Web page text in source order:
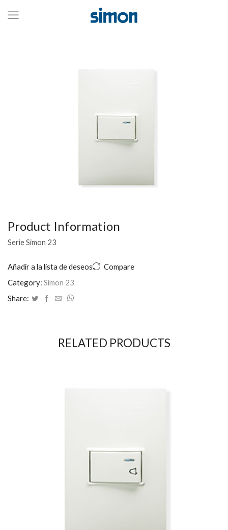
Menu
Product Information
Serie Simon 23
Añadir a la lista de deseos
Compare
Category: Simon 23
Share:
RELATED PRODUCTS